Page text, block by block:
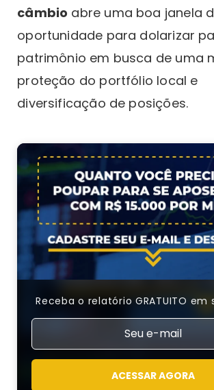
câmbio abre uma boa janela
oportunidade para dolarizar
patrimônio em busca de uma
proteção do portfólio local e
diversificação de posições.
Receba o relatório GRATUITO em
ACESSAR AGORA